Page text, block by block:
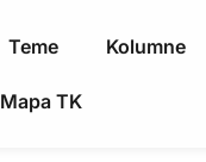
Teme Kolumne
Mapa TK